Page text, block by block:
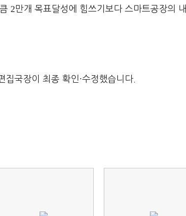
2만개 목표달성에 힘쓰기보다 스마트공장의
국장이 최종 확인·수정했습니다.